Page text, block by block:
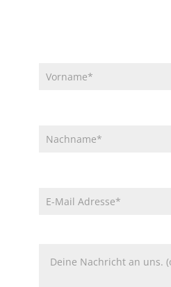
Bitte lasse dieses Feld leer.
Bitte lasse dieses Feld leer.